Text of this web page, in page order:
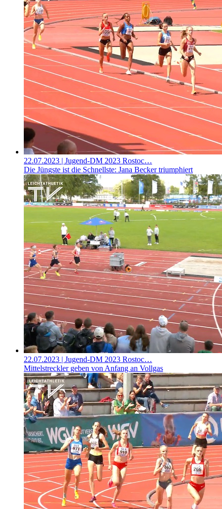
22.07.2023 | Jugend-DM 2023 Rostoc…
Die Jüngste ist die Schnellste: Jana Becker triumphiert
22.07.2023 | Jugend-DM 2023 Rostoc…
Mittelstreckler geben von Anfang an Vollgas